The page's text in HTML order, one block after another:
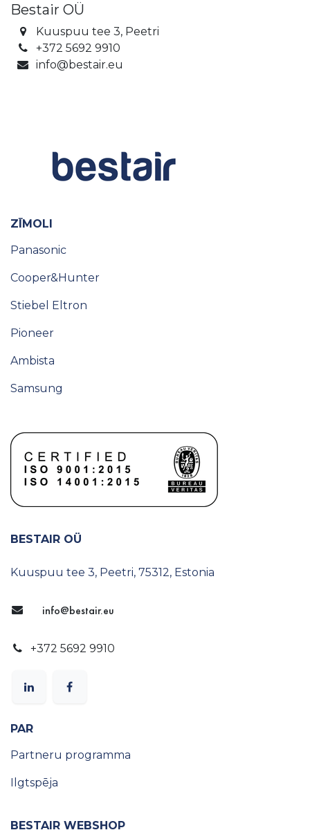
Bestair OÜ
Kuuspuu tee 3, Peetri
+372 5692 9910​
info@bestair.eu
ZĪMOLI
Panasonic
Cooper&Hunter
Stiebel Eltron
Pioneer
Ambista
Samsung
BESTAIR OÜ
Kuuspuu tee 3, Peetri, 75312, Estonia
info@bestair.eu
+372 5692 9910
PAR
Partneru programma
Ilgtspēja
BESTAIR WEBSHOP